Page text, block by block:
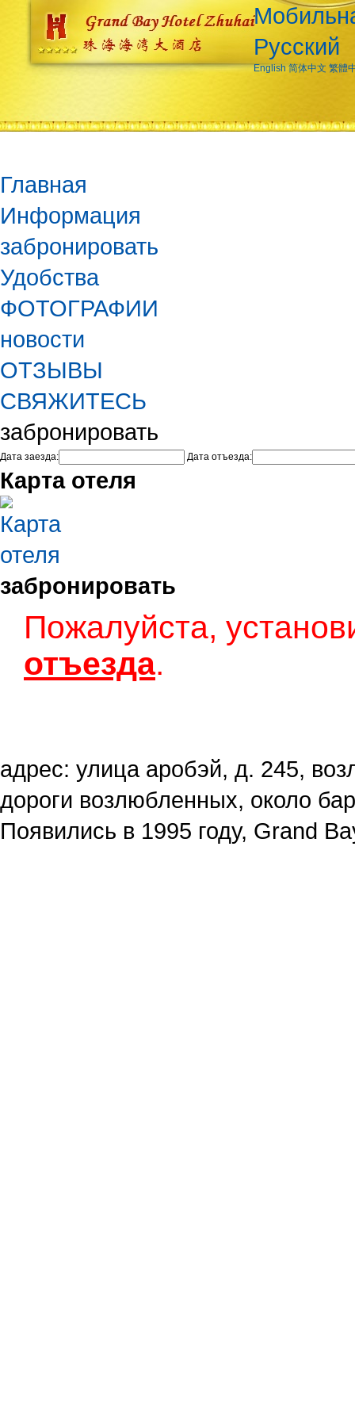
Русский
English 简体中文 繁體
Главная
Информация
забронировать
Удобства
ФОТОГРАФИИ
новости
ОТЗЫВЫ
СВЯЖИТЕСЬ
забронировать
Дата заезда: Дата отъезда:
Карта отеля
забронировать
Пожалуйста,
отъезда.
адрес: улица аробэй, д. 245,
дороги возлюбленных, около
Появились в 1995 году, Grand